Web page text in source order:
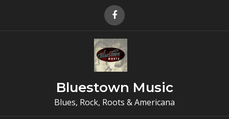
Bluestown Music
Blues, Rock, Roots & Americana